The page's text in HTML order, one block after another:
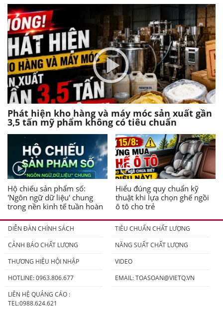
Phát hiện kho hàng và máy móc sản xuất gần
3,5 tấn mỹ phẩm không có tiêu chuẩn
Hộ chiếu sản phẩm số:
'Ngôn ngữ dữ liệu' chung
trong nền kinh tế tuần hoàn
Hiểu đúng quy chuẩn kỹ
thuật khi lựa chọn ghế ngồi
ô tô cho trẻ
DIỄN ĐÀN CHÍNH SÁCH
TIÊU CHUẨN CHẤT LƯỢNG
CẢNH BÁO CHẤT LƯỢNG
NĂNG SUẤT CHẤT LƯỢNG
THƯƠNG HIỆU HỘI NHẬP
VIDEO
HOTLINE: 0963.806.677
EMAIL:TOASOAN@VIETQ.VN
LIÊN HỆ QUẢNG CÁO :
TEL:0988.624.621